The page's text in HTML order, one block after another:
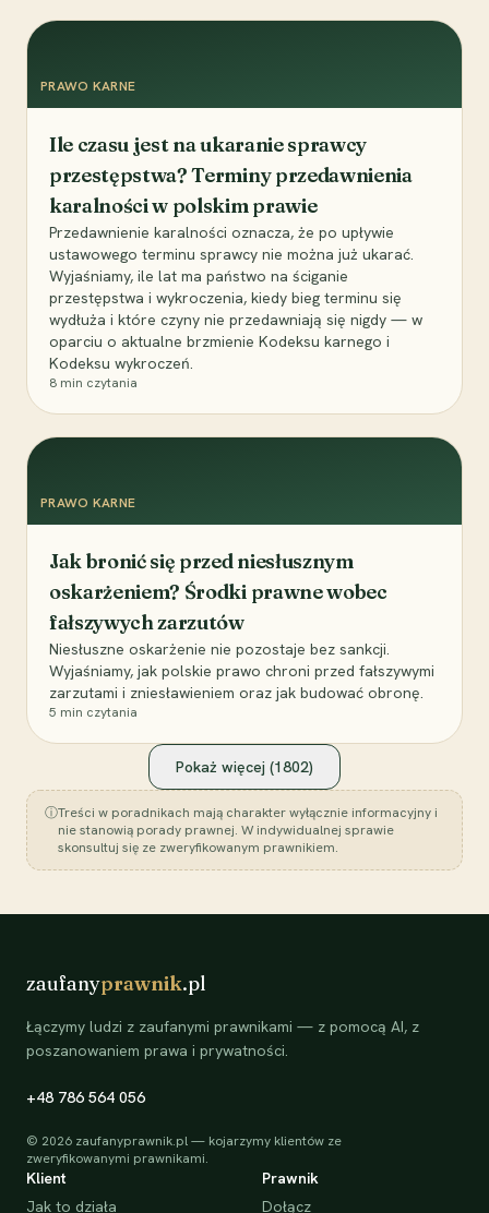
PRAWO KARNE
Ile czasu jest na ukaranie sprawcy
przestępstwa? Terminy przedawnienia
karalności w polskim prawie
Przedawnienie karalności oznacza, że po upływie
ustawowego terminu sprawcy nie można już ukarać.
Wyjaśniamy, ile lat ma państwo na ściganie
przestępstwa i wykroczenia, kiedy bieg terminu się
wydłuża i które czyny nie przedawniają się nigdy — w
oparciu o aktualne brzmienie Kodeksu karnego i
Kodeksu wykroczeń.
8 min czytania
PRAWO KARNE
Jak bronić się przed niesłusznym
oskarżeniem? Środki prawne wobec
fałszywych zarzutów
Niesłuszne oskarżenie nie pozostaje bez sankcji.
Wyjaśniamy, jak polskie prawo chroni przed fałszywymi
zarzutami i zniesławieniem oraz jak budować obronę.
5 min czytania
Pokaż więcej (1802)
ⓘTreści w poradnikach mają charakter wyłącznie informacyjny i
nie stanowią porady prawnej. W indywidualnej sprawie
skonsultuj się ze zweryfikowanym prawnikiem.
zaufanyprawnik.pl
Łączymy ludzi z zaufanymi prawnikami — z pomocą AI, z
poszanowaniem prawa i prywatności.
+48 786 564 056
© 2026 zaufanyprawnik.pl — kojarzymy klientów ze
zweryfikowanymi prawnikami.
Klient
Jak to działa
Prawnik
Dołącz